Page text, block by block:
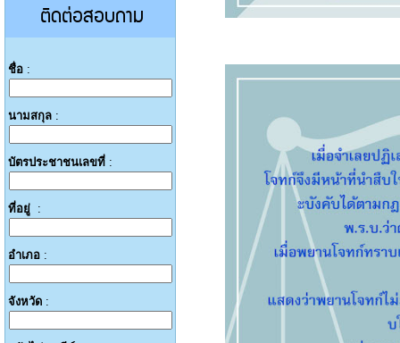
ติดต่อสอบถาม
ชื่อ :
นามสกุล :
บัตรประชาชนเลขที่ :
ที่อยู่ :
อำเภอ :
จังหวัด :